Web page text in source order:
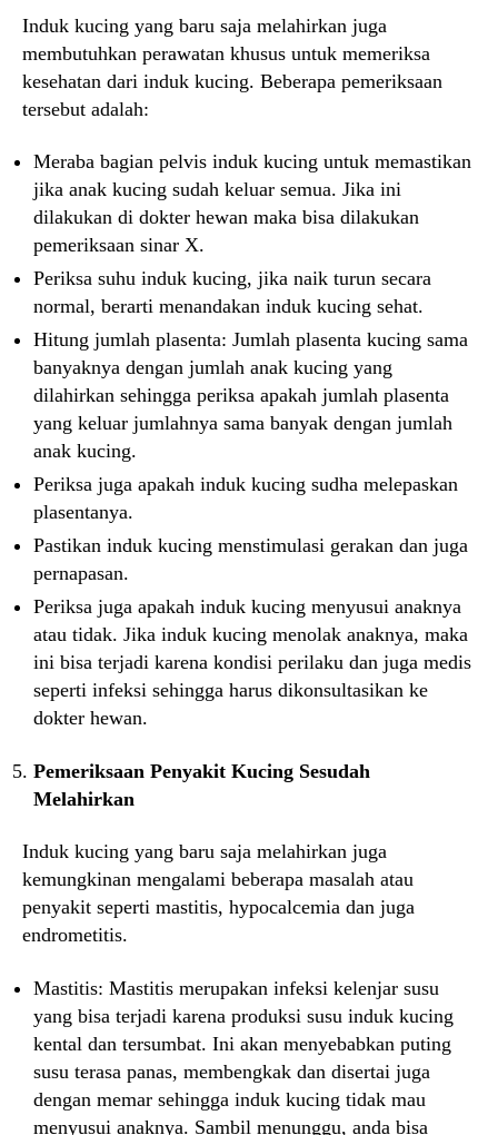
Induk kucing yang baru saja melahirkan juga
membutuhkan perawatan khusus untuk memeriksa
kesehatan dari induk kucing. Beberapa pemeriksaan
tersebut adalah:
Meraba bagian pelvis induk kucing untuk memastikan
jika anak kucing sudah keluar semua. Jika ini
dilakukan di dokter hewan maka bisa dilakukan
pemeriksaan sinar X.
Periksa suhu induk kucing, jika naik turun secara
normal, berarti menandakan induk kucing sehat.
Hitung jumlah plasenta: Jumlah plasenta kucing sama
banyaknya dengan jumlah anak kucing yang
dilahirkan sehingga periksa apakah jumlah plasenta
yang keluar jumlahnya sama banyak dengan jumlah
anak kucing.
Periksa juga apakah induk kucing sudha melepaskan
plasentanya.
Pastikan induk kucing menstimulasi gerakan dan juga
pernapasan.
Periksa juga apakah induk kucing menyusui anaknya
atau tidak. Jika induk kucing menolak anaknya, maka
ini bisa terjadi karena kondisi perilaku dan juga medis
seperti infeksi sehingga harus dikonsultasikan ke
dokter hewan.
Pemeriksaan Penyakit Kucing Sesudah
Melahirkan
Induk kucing yang baru saja melahirkan juga
kemungkinan mengalami beberapa masalah atau
penyakit seperti mastitis, hypocalcemia dan juga
endrometitis.
Mastitis: Mastitis merupakan infeksi kelenjar susu
yang bisa terjadi karena produksi susu induk kucing
kental dan tersumbat. Ini akan menyebabkan puting
susu terasa panas, membengkak dan disertai juga
dengan memar sehingga induk kucing tidak mau
menyusui anaknya. Sambil menunggu, anda bisa